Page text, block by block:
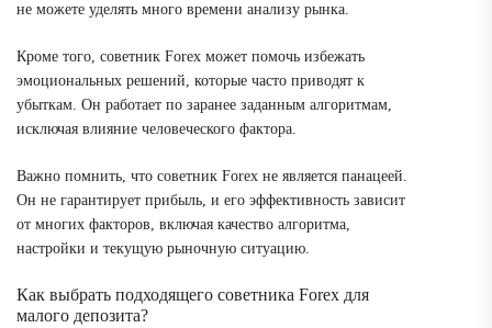
не можете уделять много времени анализу рынка.
Кроме того, советник Forex может помочь избежать
эмоциональных решений, которые часто приводят к
убыткам. Он работает по заранее заданным алгоритмам,
исключая влияние человеческого фактора.
Важно помнить, что советник Forex не является панацеей.
Он не гарантирует прибыль, и его эффективность зависит
от многих факторов, включая качество алгоритма,
настройки и текущую рыночную ситуацию.
Как выбрать подходящего советника Forex для
малого депозита?